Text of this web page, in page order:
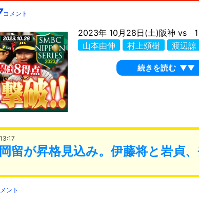
コメント
2023年 10月28日(土)阪神 vs 1
山本由伸
村上頌樹 渡辺諒
続きを読む ▼▼
留が昇格見込み。伊藤将と岩貞
ント